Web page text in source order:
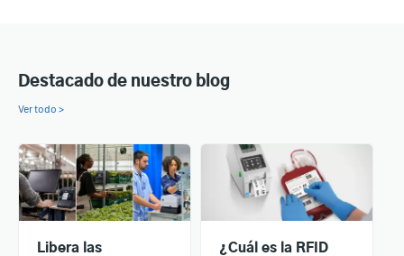
Destacado de nuestro blog
Ver todo >
Libera las
¿Cuál es la RFID